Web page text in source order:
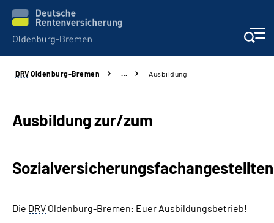
Services
Beratung und Kontakt
Presse
DRV Oldenburg-Bremen … Ausbildung
Ausbildung zur/zum
Sozialversicherungsfachangestellten
Die DRV Oldenburg-Bremen: Euer Ausbildungsbetrieb!